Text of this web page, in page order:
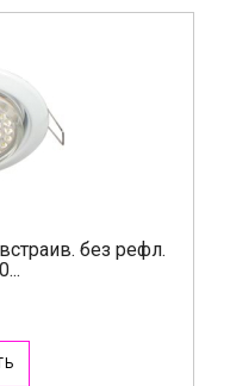
без рефл.